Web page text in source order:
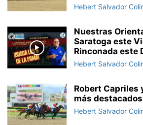
Hebert Salvador
Nuestras
Saratoga este
Rinconada este
Hebert Salvador
Robert Capriles
más
Hebert Salvador